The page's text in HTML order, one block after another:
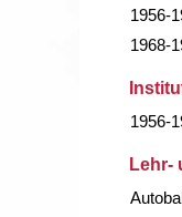
1956-
1968-
1956-
Lehr-